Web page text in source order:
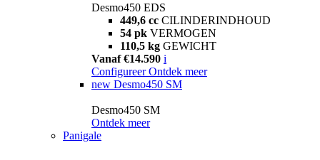
Desmo450 EDS
449,6 cc CILINDERINDHOUD
54 pk VERMOGEN
110,5 kg GEWICHT
Vanaf €14.590 i
Configureer Ontdek meer
new Desmo450 SM
Desmo450 SM
Ontdek meer
Panigale